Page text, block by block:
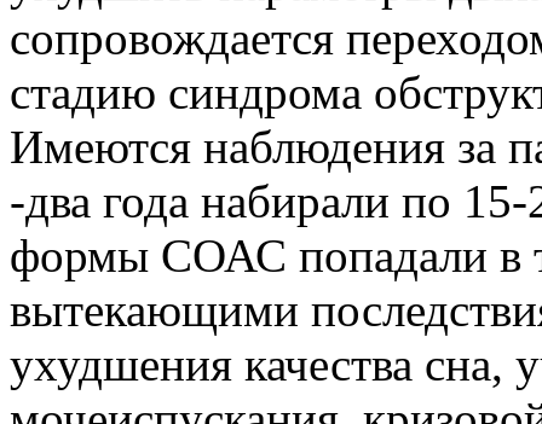
сопровождается
стадию синдрома
Имеются наблюдения за
-два года набирали по
формы СОАС попадали в
вытекающими
ухудшения качества сна,